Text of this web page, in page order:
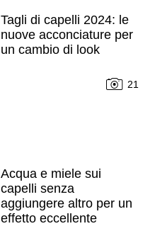
Tagli di capelli 2024: le
nuove acconciature per
un cambio di look
21
Acqua e miele sui
capelli senza
aggiungere altro per un
effetto eccellente